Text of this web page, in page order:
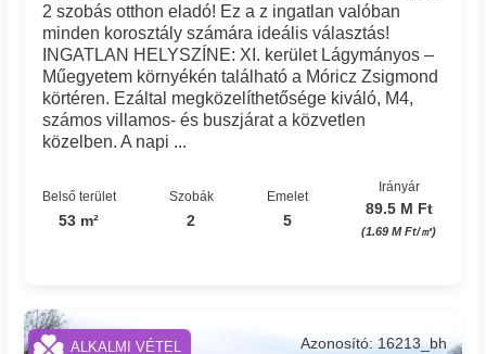
2 szobás otthon eladó! Ez a z ingatlan valóban
minden korosztály számára ideális választás!
INGATLAN HELYSZÍNE: XI. kerület Lágymányos –
Műegyetem környékén található a Móricz Zsigmond
körtéren. Ezáltal megközelíthetősége kiváló, M4,
számos villamos- és buszjárat a közvetlen
közelben. A napi ...
Belső terület
53 m²
Szobák
2
Emelet
5
Irányár
89.5 M Ft
(1.69 M Ft/㎡)
Azonosító: 16213_bh
ALKALMI VÉTEL